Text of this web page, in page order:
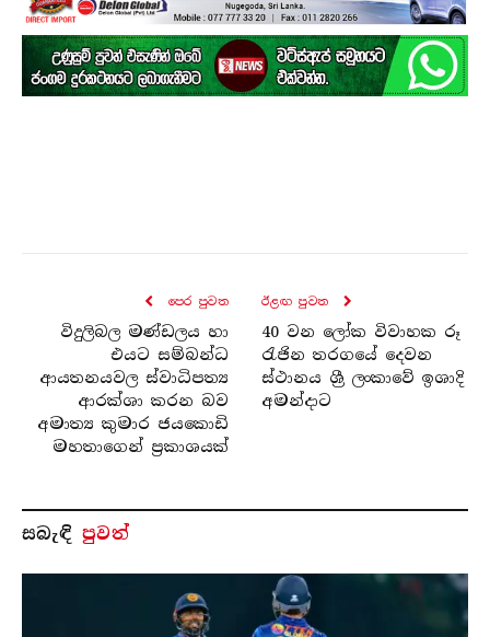
පෙර පුව​ත
විදුලිබල මණ්ඩලය හා
එයට සම්බන්ධ
ආයතනයවල ස්වාධිපත්‍ය
ආරක්ශා කරන බව
අමාත්‍ය කුමාර ජයකොඩි
මහතාගෙන් ප්‍රකාශයක්
ඊළඟ පුව​ත
40 වන ලෝක විවාහක රූ
රැජින තරගයේ දෙවන
ස්ථානය ශ්‍රී ලංකාවේ ඉශාදි
අමන්දාට
සබැ​ඳි පුවත්